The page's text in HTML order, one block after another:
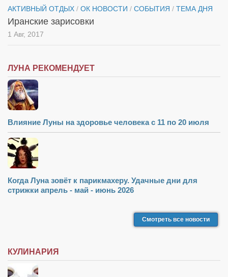
АКТИВНЫЙ ОТДЫХ / ОК НОВОСТИ / СОБЫТИЯ / ТЕМА ДНЯ
Иранские зарисовки
1 Авг, 2017
ЛУНА РЕКОМЕНДУЕТ
Влияние Луны на здоровье человека с 11 по 20 июля
Когда Луна зовёт к парикмахеру. Удачные дни для
стрижки апрель - май - июнь 2026
Смотреть все новости
КУЛИНАРИЯ